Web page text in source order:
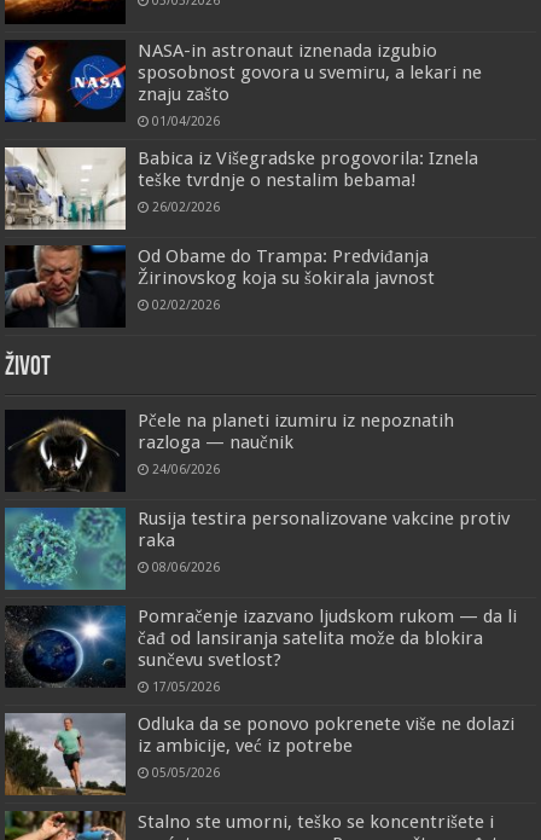
NASA-in astronaut iznenada izgubio
sposobnost govora u svemiru, a lekari ne
znaju zašto
01/04/2026
Babica iz Višegradske progovorila: Iznela
teške tvrdnje o nestalim bebama!
26/02/2026
Od Obame do Trampa: Predviđanja
Žirinovskog koja su šokirala javnost
02/02/2026
ŽIVOT
Pčele na planeti izumiru iz nepoznatih
razloga — naučnik
24/06/2026
Rusija testira personalizovane vakcine protiv
raka
08/06/2026
Pomračenje izazvano ljudskom rukom — da li
čađ od lansiranja satelita može da blokira
sunčevu svetlost?
17/05/2026
Odluka da se ponovo pokrenete više ne dolazi
iz ambicije, već iz potrebe
05/05/2026
Stalno ste umorni, teško se koncentrišete i